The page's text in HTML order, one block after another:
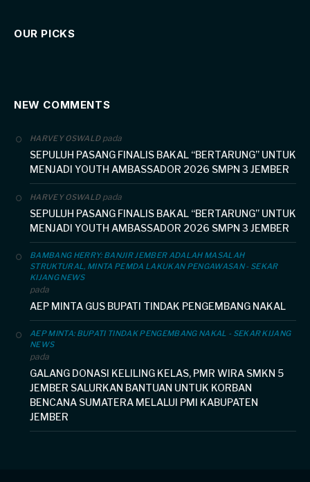
OUR PICKS
NEW COMMENTS
HARVEY OSWALDpada
SEPULUH PASANG FINALIS BAKAL “BERTARUNG” UNTUK
MENJADI YOUTH AMBASSADOR 2026 SMPN 3 JEMBER
HARVEY OSWALDpada
SEPULUH PASANG FINALIS BAKAL “BERTARUNG” UNTUK
MENJADI YOUTH AMBASSADOR 2026 SMPN 3 JEMBER
BAMBANG HERRY: BANJIR JEMBER ADALAH MASALAH
STRUKTURAL, MINTA PEMDA LAKUKAN PENGAWASAN - SEKAR
KIJANG NEWS
pada
AEP MINTA GUS BUPATI TINDAK PENGEMBANG NAKAL
AEP MINTA: BUPATI TINDAK PENGEMBANG NAKAL - SEKAR KIJANG
NEWS
pada
GALANG DONASI KELILING KELAS, PMR WIRA SMKN 5
JEMBER SALURKAN BANTUAN UNTUK KORBAN
BENCANA SUMATERA MELALUI PMI KABUPATEN
JEMBER